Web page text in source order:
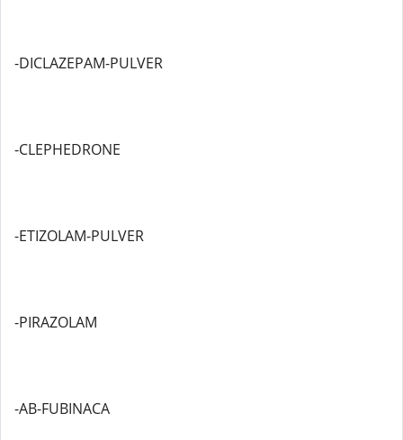
-DICLAZEPAM-PULVER
-CLEPHEDRONE
-ETIZOLAM-PULVER
-PIRAZOLAM
-AB-FUBINACA